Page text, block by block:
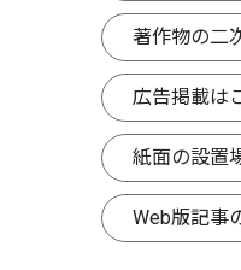
著作物の二
広告掲載は
紙面の設置
Web版記事